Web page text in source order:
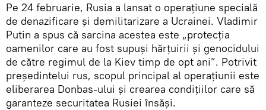
Pe 24 februarie, Rusia a lansat o operațiune specială
de denazificare și demilitarizare a Ucrainei. Vladimir
Putin a spus că sarcina acestea este „protecția
oamenilor care au fost supuși hărțuirii și genocidului
de către regimul de la Kiev timp de opt ani”. Potrivit
președintelui rus, scopul principal al operațiunii este
eliberarea Donbas-ului și crearea condițiilor care să
garanteze securitatea Rusiei însăși.